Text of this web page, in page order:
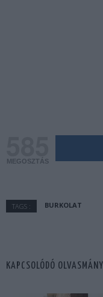
MEGOSZTÁS
TAGS : BURKOLAT
KAPCSOLÓDÓ OLVASMÁNY